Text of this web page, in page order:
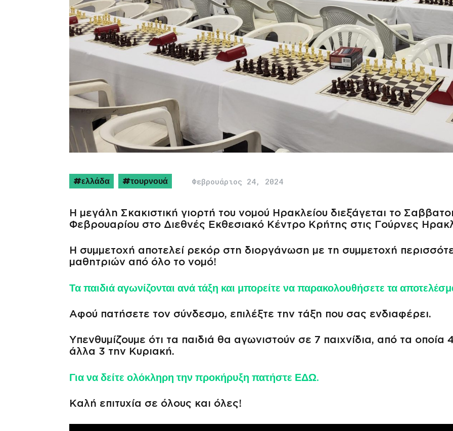
ελλάδα τουρνουά Φεβρουάριος 24, 2024
Η μεγάλη Σκακιστική γιορτή του νομού Ηρακλείου διεξάγεται το
Φεβρουαρίου στο Διεθνές Εκθεσιακό Κέντρο Κρήτης στις Γούρνες
Η συμμετοχή αποτελεί ρεκόρ στη διοργάνωση με τη συμμετοχή
μαθητριών από όλο το νομό!
Τα παιδιά αγωνίζονται ανά τάξη και μπορείτε να παρακολουθήσετε τα
Αφού πατήσετε τον σύνδεσμο, επιλέξτε την τάξη που σας ενδιαφέρει.
Υπενθυμίζουμε ότι τα παιδιά θα αγωνιστούν σε 7 παιχνίδια, από τα οποία
άλλα 3 την Κυριακή.
Για να δείτε ολόκληρη την προκήρυξη πατήστε ΕΔΩ.
Καλή επιτυχία σε όλους και όλες!